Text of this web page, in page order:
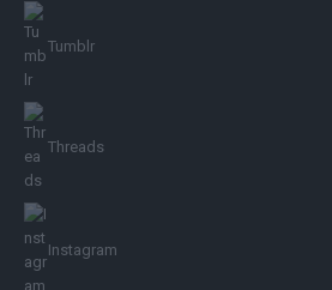
Tumblr
Threads
Instagram